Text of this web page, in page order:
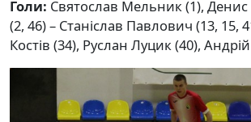
Голи: Святослав Мельник (1),
(2, 46) – Станіслав Павлович (13, 15,
Костів (34), Руслан Луцик (40),